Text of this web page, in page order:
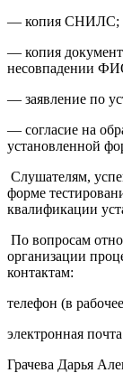
— копия СНИЛС;
— копия
несовпадении
— заявление по
— согласие на
установленной
Слушателям,
форме
квалификации
По вопросам
организации
контактам:
телефон (в
электронная
Грачева Дарья